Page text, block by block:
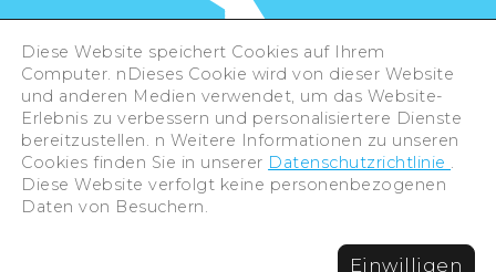
©Hiroshima Tourism Association /
Hiroshima Prefecture / Hiroshima City .
All rights reserved
Diese Website speichert Cookies auf Ihrem
Computer. nDieses Cookie wird von dieser Website
und anderen Medien verwendet, um das Website-
Erlebnis zu verbessern und personalisiertere Dienste
bereitzustellen. n Weitere Informationen zu unseren
Cookies finden Sie in unserer Datenschutzrichtlinie .
Diese Website verfolgt keine personenbezogenen
Daten von Besuchern.
Einwilligen